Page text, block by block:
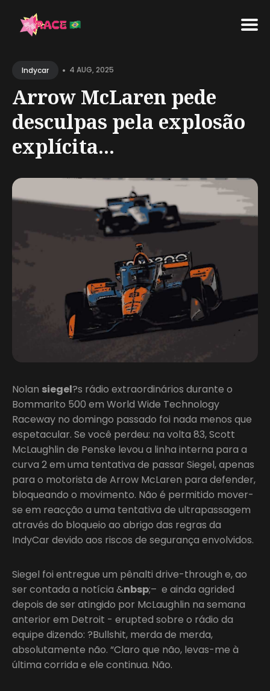
forIndycar • 4 AUG, 2025
Arrow McLaren pede
desculpas pela explosão
explícita...
Nolan siegel?s rádio extraordinários durante o
Bommarito 500 em World Wide Technology
Raceway no domingo passado foi nada menos que
espetacular. Se você perdeu: na volta 83, Scott
McLaughlin de Penske levou a linha interna para a
curva 2 em uma tentativa de passar Siegel, apenas
para o motorista de Arrow McLaren para defender,
bloqueando o movimento. Não é permitido mover-
se em reacção a uma tentativa de ultrapassagem
através do bloqueio ao abrigo das regras da
IndyCar devido aos riscos de segurança envolvidos.
Siegel foi entregue um pênalti drive-through e, ao
ser contada a notícia &nbsp;– e ainda agrided
depois de ser atingido por McLaughlin na semana
anterior em Detroit - erupted sobre o rádio da
equipe dizendo: ?Bullshit, merda de merda,
absolutamente não. “Claro que não, levas-me à
última corrida e ele continua. Não.